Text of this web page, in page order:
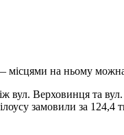
на ньому
вул. Верховинця та
замовили за 124,4